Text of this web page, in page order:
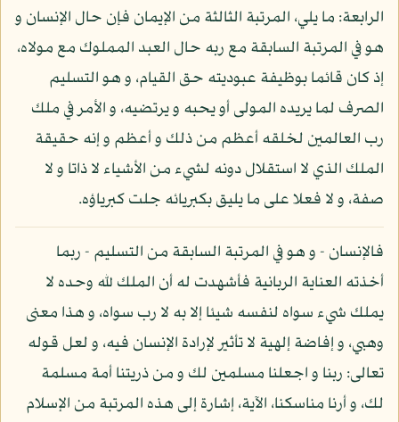
الرابعة: ما يلي، المرتبة الثالثة من الإيمان فإن حال الإنسان و
هو في المرتبة السابقة مع ربه حال العبد المملوك مع مولاه،
إذ كان قائما بوظيفة عبوديته حق القيام، و هو التسليم
الصرف لما يريده المولى أو يحبه و يرتضيه، و الأمر في ملك
رب العالمين لخلقه أعظم من ذلك و أعظم و إنه حقيقة
الملك الذي لا استقلال دونه لشيء من الأشياء لا ذاتا و لا
صفة، و لا فعلا على ما يليق بكبريائه جلت كبرياؤه.
فالإنسان - و هو في المرتبة السابقة من التسليم - ربما
أخذته العناية الربانية فأشهدت له أن الملك لله وحده لا
يملك شيء سواه لنفسه شيئا إلا به لا رب سواه، و هذا معنى
وهبي، و إفاضة إلهية لا تأثير لإرادة الإنسان فيه، و لعل قوله
تعالى: ربنا و اجعلنا مسلمين لك و من ذريتنا أمة مسلمة
لك، و أرنا مناسكنا، الآية، إشارة إلى هذه المرتبة من الإسلام